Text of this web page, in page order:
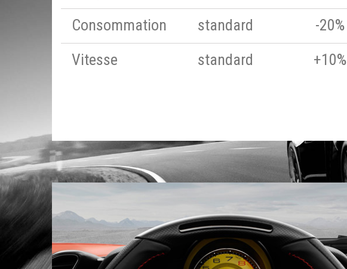
Consommation
standard
-20%
Vitesse
standard +10%